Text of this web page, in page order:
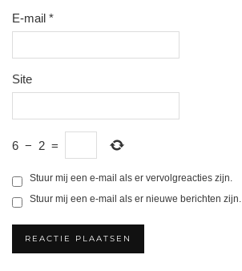
E-mail *
Site
6 − 2 =
Stuur mij een e-mail als er vervolgreacties zijn.
Stuur mij een e-mail als er nieuwe berichten zijn.